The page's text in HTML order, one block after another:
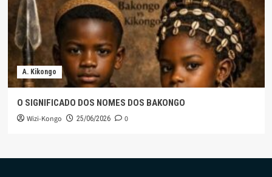
A. Kikongo
O SIGNIFICADO DOS NOMES DOS BAKONGO
Wizi-Kongo 25/06/2026 0